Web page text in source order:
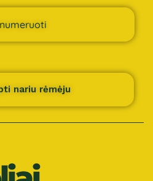
nariu rėmėju